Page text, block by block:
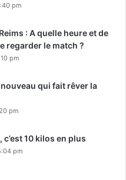
pm
: A quelle heure et de
regarder le match ?
pm
nouveau qui fait rêver la
pm
c’est 10 kilos en plus
pm